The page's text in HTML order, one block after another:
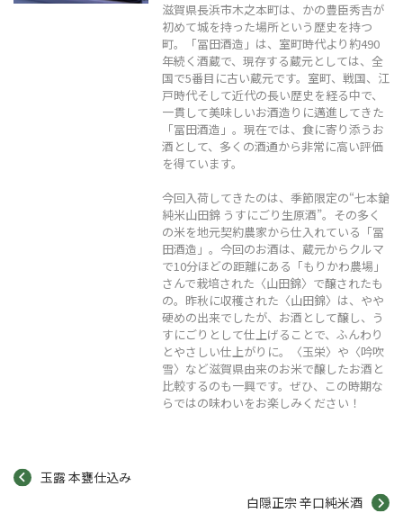
滋賀県長浜市木之本町は、かの豊臣秀吉が
初めて城を持った場所という歴史を持つ
町。「冨田酒造」は、室町時代より約490
年続く酒蔵で、現存する蔵元としては、全
国で5番目に古い蔵元です。室町、戦国、江
戸時代そして近代の長い歴史を経る中で、
一貫して美味しいお酒造りに邁進してきた
「冨田酒造」。現在では、食に寄り添うお
酒として、多くの酒通から非常に高い評価
を得ています。
今回入荷してきたのは、季節限定の“七本鎗
純米山田錦 うすにごり生原酒”。その多く
の米を地元契約農家から仕入れている「冨
田酒造」。今回のお酒は、蔵元からクルマ
で10分ほどの距離にある「もりかわ農場」
さんで栽培された〈山田錦〉で醸されたも
の。昨秋に収穫された〈山田錦〉は、やや
硬めの出来でしたが、お酒として醸し、う
すにごりとして仕上げることで、ふんわり
とやさしい仕上がりに。〈玉栄〉や〈吟吹
雪〉など滋賀県由来のお米で醸したお酒と
比較するのも一興です。ぜひ、この時期な
らではの味わいをお楽しみください！
玉露 本甕仕込み
白隠正宗 辛口純米酒